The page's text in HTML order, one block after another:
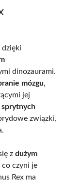
dzięki
dinozaurami.
mózgu,
jej
sprytnych
związki,
z dużym
co czyni je
Rex ma